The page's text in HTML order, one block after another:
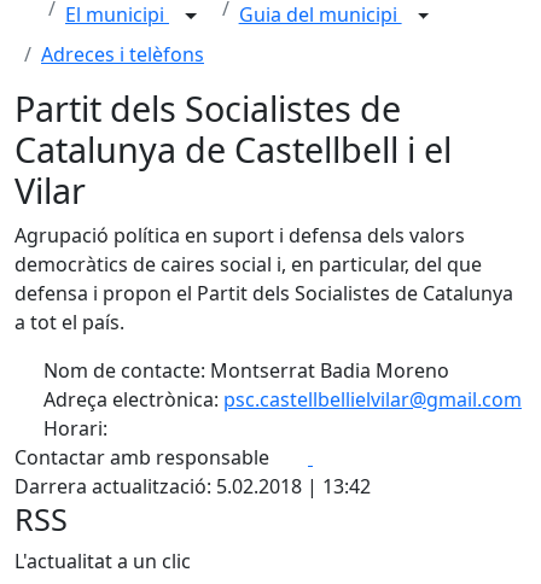
El municipi
Guia del municipi
Adreces i telèfons
Partit dels Socialistes de
Catalunya de Castellbell i el
Vilar
Agrupació política en suport i defensa dels valors
democràtics de caires social i, en particular, del que
defensa i propon el Partit dels Socialistes de Catalunya
a tot el país.
Nom de contacte: Montserrat Badia Moreno
Adreça electrònica: psc.castellbellielvilar@gmail.com
Horari:
Contactar amb responsable
Darrera actualització: 5.02.2018 | 13:42
RSS
L'actualitat a un clic